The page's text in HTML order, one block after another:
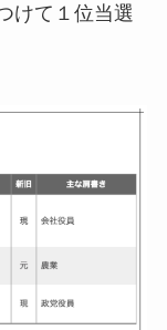
けて１位当選